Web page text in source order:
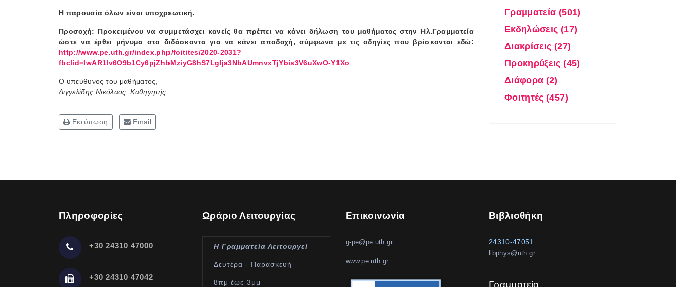
Η παρουσία όλων είναι υποχρεωτική.
Προσοχή: Προκειμένου να συμμετάσχει κανείς θα πρέπει να κάνει δήλωση του μαθήματος στην Ηλ.Γραμματεία
ώστε να έρθει μήνυμα στο διδάσκοντα για να κάνει αποδοχή, σύμφωνα με τις οδηγίες που βρίσκονται εδώ:
http://www.pe.uth.gr/index.php/foitites/2020-2031?
fbclid=IwAR1lv6O9b1Cy6pjZhbMziyG8hS7LgIja3NbAUmnvxTjYbis3V6uXwO-Y1Xo
Ο υπεύθυνος του μαθήματος,
Διγγελίδης Νικόλαος, Καθηγητής
Εκτύπωση Email
Γραμματεία (501)
Εκδηλώσεις (17)
Διακρίσεις (27)
Προκηρύξεις (45)
Διάφορα (2)
Φοιτητές (457)
Πληροφορίες
+30 24310 47000
+30 24310 47042
Ωράριο Λειτουργίας
Η Γραμματεία Λειτουργεί
Δευτέρα - Παρασκευή
8πμ έως 3μμ
Επικοινωνία
g-pe@pe.uth.gr
www.pe.uth.gr
Βιβλιοθήκη
24310-47051
libphys@uth.gr